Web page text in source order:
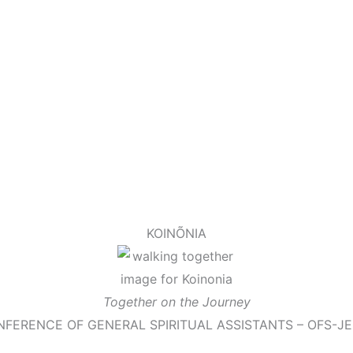
KOINÕNIA
Together on the Journey
OF GENERAL SPIRITUAL ASSISTANTS – OFS-